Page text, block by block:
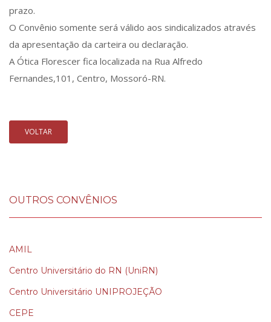
prazo.
O Convênio somente será válido aos sindicalizados através
da apresentação da carteira ou declaração.
A Ótica Florescer fica localizada na Rua Alfredo
Fernandes,101, Centro, Mossoró-RN.
VOLTAR
OUTROS CONVÊNIOS
AMIL
Centro Universitário do RN (UniRN)
Centro Universitário UNIPROJEÇÃO
CEPE